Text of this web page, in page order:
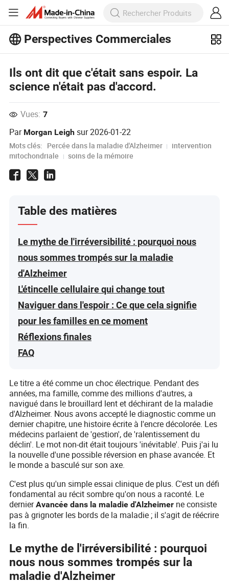
Perspectives Commerciales
sur Perspectives Commerciales !
Voir Plus
Ils ont dit que c'était sans espoir. La
science n'était pas d'accord.
Vues: 7
Par Morgan Leigh sur2026-01-22
Mots clés: Percée dans la maladie d'Alzheimer
intervention
mitochondriale
soins de la mémoire
Table des matières
Le mythe de l'irréversibilité : pourquoi nous
nous sommes trompés sur la maladie
d'Alzheimer
L'étincelle cellulaire qui change tout
Naviguer dans l'espoir : Ce que cela signifie
pour les familles en ce moment
Réflexions finales
FAQ
Le titre a été comme un choc électrique. Pendant des
années, ma famille, comme des millions d'autres, a
navigué dans le brouillard lent et déchirant de la maladie
d'Alzheimer. Nous avons accepté le diagnostic comme un
dernier chapitre, une histoire écrite à l'encre décolorée. Les
médecins parlaient de 'gestion', de 'ralentissement du
déclin'. Le mot non-dit était toujours 'inévitable'. Puis j'ai lu
la nouvelle d'une possible réversion en phase avancée. Et
le monde a basculé sur son axe.
C'est plus qu'un simple essai clinique de plus. C'est un défi
fondamental au récit sombre qu'on nous a raconté. Le
dernierAvancée dans la maladie d'Alzheimer ne consiste
pas à grignoter les bords de la maladie ; il s'agit de réécrire
la fin.
Le mythe de l'irréversibilité : pourquoi
nous nous sommes trompés sur la
maladie d'Alzheimer